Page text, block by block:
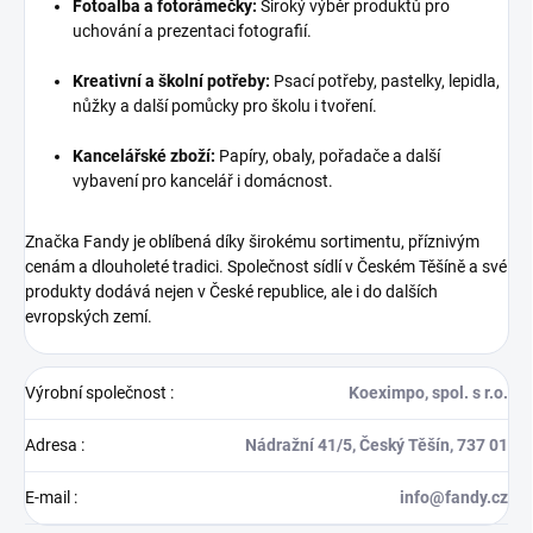
Fotoalba a fotorámečky: Široký výběr produktů pro
uchování a prezentaci fotografií.
Kreativní a školní potřeby: Psací potřeby, pastelky, lepidla,
nůžky a další pomůcky pro školu i tvoření.
Kancelářské zboží: Papíry, obaly, pořadače a další
vybavení pro kancelář i domácnost.
Značka Fandy je oblíbená díky širokému sortimentu, příznivým
cenám a dlouholeté tradici. Společnost sídlí v Českém Těšíně a své
produkty dodává nejen v České republice, ale i do dalších
evropských zemí.
Výrobní společnost : Koeximpo, spol. s r.o.
Adresa : Nádražní 41/5, Český Těšín, 737 01
E-mail : info@fandy.cz